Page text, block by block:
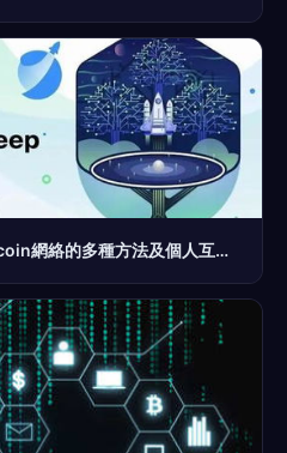
探索多元途徑 快速建立Filecoin網絡的多種方法及個人互聯網服務實踐案例